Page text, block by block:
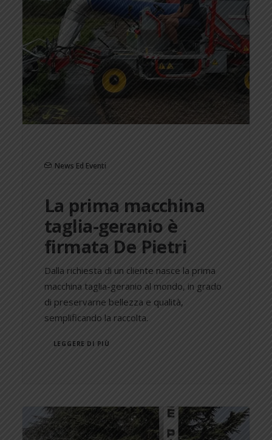
News Ed Eventi
La prima macchina
taglia-geranio è
firmata De Pietri
Dalla richiesta di un cliente nasce la prima
macchina taglia-geranio al mondo, in grado
di preservarne bellezza e qualità,
semplificando la raccolta.
LEGGERE DI PIÙ